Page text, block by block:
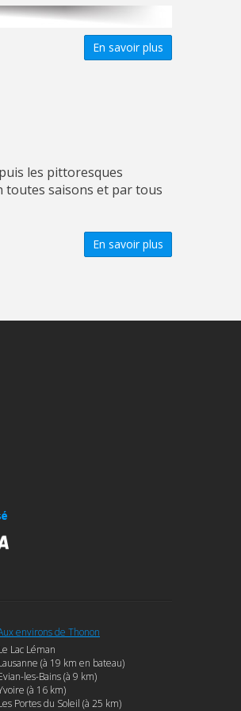
En savoir plus
les pittoresques
toutes saisons et par tous
En savoir plus
environs de Thonon
Lac Léman
(à 19 km en bateau)
les-Bains (à 9 km)
(à 16 km)
Portes du Soleil (à 25 km)